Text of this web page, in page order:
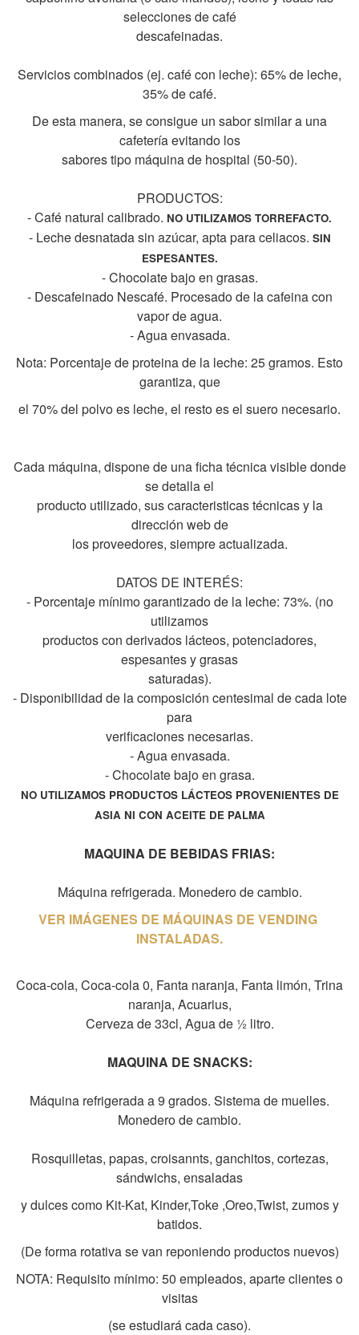
selecciones de café
descafeinadas.
Servicios combinados (ej. café con leche): 65% de leche,
35% de café.
De esta manera, se consigue un sabor similar a una
cafetería evitando los
sabores tipo máquina de hospital (50-50).
PRODUCTOS:
- Café natural calibrado. NO UTILIZAMOS TORREFACTO.
- Leche desnatada sin azúcar, apta para celiacos. SIN
ESPESANTES.
- Chocolate bajo en grasas.
- Descafeinado Nescafé. Procesado de la cafeina con
vapor de agua.
- Agua envasada.
Nota: Porcentaje de proteina de la leche: 25 gramos. Esto
garantiza, que
el 70% del polvo es leche, el resto es el suero necesario.
Cada máquina, dispone de una ficha técnica visible donde
se detalla el
producto utilizado, sus caracteristicas técnicas y la
dirección web de
los proveedores, siempre actualizada.
DATOS DE INTERÉS:
- Porcentaje mínimo garantizado de la leche: 73%. (no
utilizamos
productos con derivados lácteos, potenciadores,
espesantes y grasas
saturadas).
- Disponibilidad de la composición centesimal de cada lote
para
verificaciones necesarias.
- Agua envasada.
- Chocolate bajo en grasa.
NO UTILIZAMOS PRODUCTOS LÁCTEOS PROVENIENTES DE
ASIA NI CON ACEITE DE PALMA
MAQUINA DE BEBIDAS FRIAS:
Máquina refrigerada. Monedero de cambio.
VER IMÁGENES DE MÁQUINAS DE VENDING
INSTALADAS.
Coca-cola, Coca-cola 0, Fanta naranja, Fanta limón, Trina
naranja, Acuarius,
Cerveza de 33cl, Agua de ½ litro.
MAQUINA DE SNACKS:
Máquina refrigerada a 9 grados. Sistema de muelles.
Monedero de cambio.
Rosquilletas, papas, croisannts, ganchitos, cortezas,
sándwichs, ensaladas
y dulces como Kit-Kat, Kinder,Toke ,Oreo,Twist, zumos y
batidos.
(De forma rotativa se van reponiendo productos nuevos)
NOTA: Requisito mínimo: 50 empleados, aparte clientes o
visitas
(se estudiará cada caso).